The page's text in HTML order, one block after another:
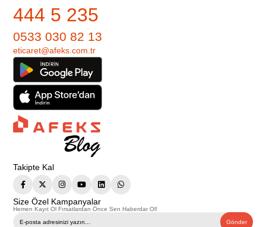
444 5 235
0533 030 82 13
eticaret@afeks.com.tr
Takipte Kal
Size Özel Kampanyalar
Hemen Kayıt Ol Fırsatlardan Önce Sen Haberdar Ol!
Gönder